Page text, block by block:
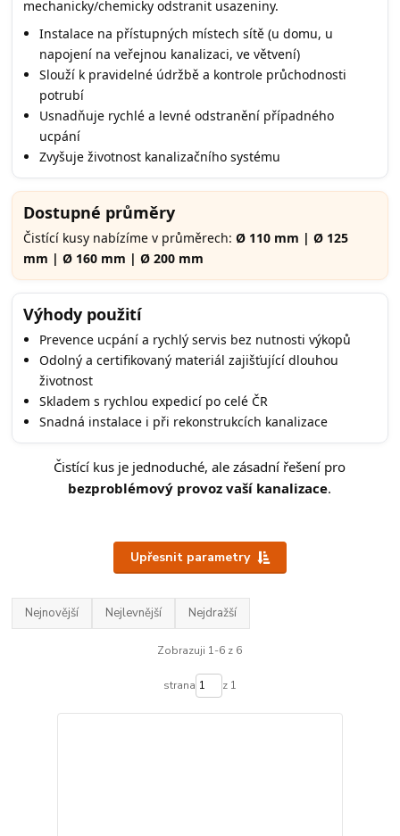
mechanicky/chemicky odstranit usazeniny.
Instalace na přístupných místech sítě (u domu, u
napojení na veřejnou kanalizaci, ve větvení)
Slouží k pravidelné údržbě a kontrole průchodnosti
potrubí
Usnadňuje rychlé a levné odstranění případného
ucpání
Zvyšuje životnost kanalizačního systému
Dostupné průměry
Čistící kusy nabízíme v průměrech:Ø 110 mm | Ø 125
mm | Ø 160 mm | Ø 200 mm
Výhody použití
Prevence ucpání a rychlý servis bez nutnosti výkopů
Odolný a certifikovaný materiál zajišťující dlouhou
životnost
Skladem s rychlou expedicí po celé ČR
Snadná instalace i při rekonstrukcích kanalizace
Čistící kus je jednoduché, ale zásadní řešení pro
bezproblémový provoz vaší kanalizace.
Upřesnit parametry
Nejnovější Nejlevnější Nejdražší
Zobrazuji 1-6 z 6
strana z 1